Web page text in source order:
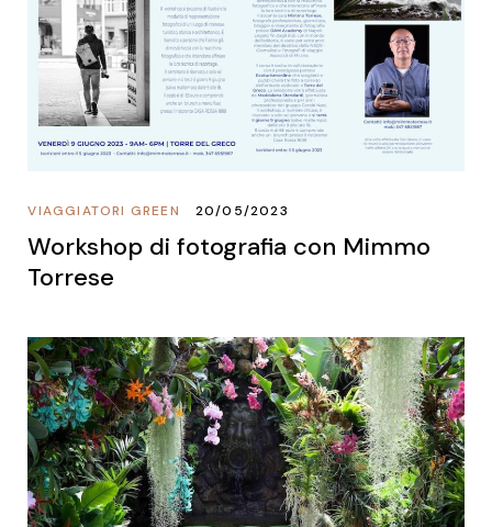
VIAGGIATORI GREEN 20/05/2023
Workshop di fotografia con Mimmo
Torrese